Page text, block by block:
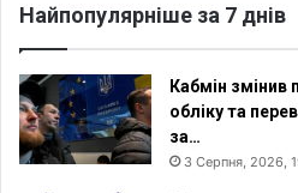
Найпопулярніше за 7 днів
Кабмін змінив
обліку та
за…
3 Серпня, 2026,